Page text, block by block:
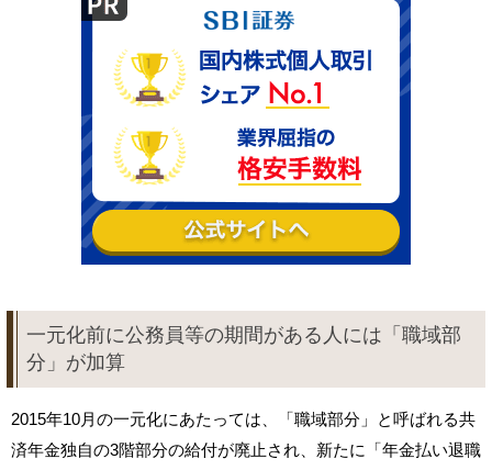
一元化前に公務員等の期間がある人には「職域部
分」が加算
2015年10月の一元化にあたっては、「職域部分」と呼ばれる共
済年金独自の3階部分の給付が廃止され、新たに「年金払い退職